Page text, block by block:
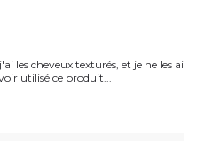
les cheveux texturés, et je ne les ai
utilisé ce produit...